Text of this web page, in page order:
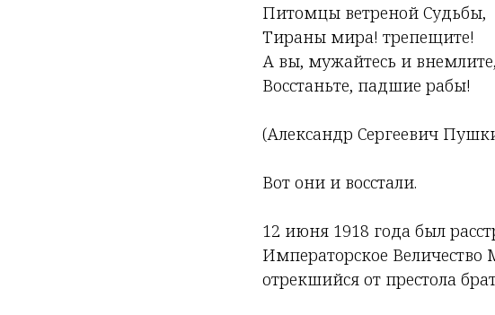
Питомцы ветреной Судьбы,
Тираны мира! трепещите!
А вы, мужайтесь и внемлите,
Восстаньте, падшие рабы!
(Александр Сергеевич
Вот они и восстали.
12 июня 1918 года был
Императорское Величество
отрекшийся от престола